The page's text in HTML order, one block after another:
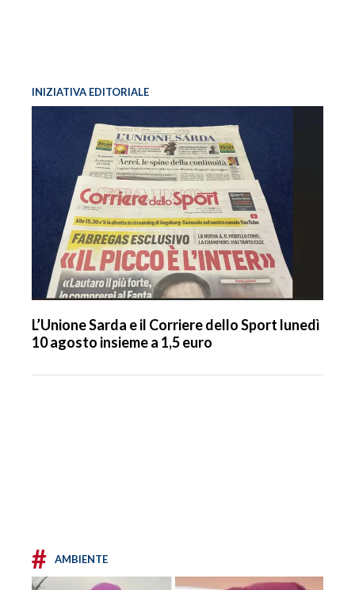
INIZIATIVA EDITORIALE
L’Unione Sarda e il Corriere dello Sport lunedì
10 agosto insieme a 1,5 euro
# AMBIENTE